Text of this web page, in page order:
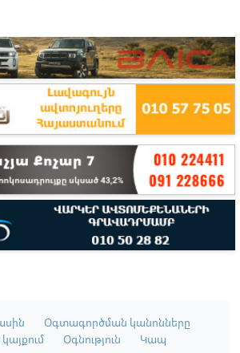
Օգտագործման կանոնները
Օգնություն Կապ